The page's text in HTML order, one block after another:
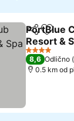
Deli
PortBlue
Resort &
4 Zvezdice
8,6 Odlično
0.5 km od